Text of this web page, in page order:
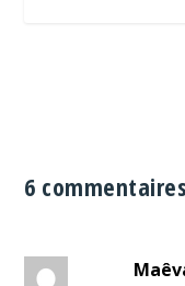
6 commentaires